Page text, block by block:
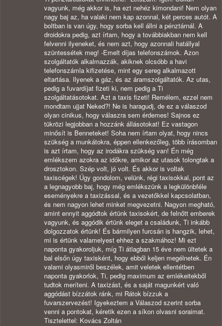
vagyunk, még akkor is, ha ezt nehéz kimondani! Nem olyan
nagy baj az, ha valaki nem kap azonnal, két perces autót. A
boltban is van úgy, hogy sorba kell állni a pénztárnál. A
droidokra pedig, azt írtam, hogy a továbbiakban nem kell
felvenni ilyeneket, és nem azt, hogy azonnali hatállyal
szüntessétek meg! -Emelt díjas telefonszámok. Azon
szolgáltatók alkalmazzák, akiknek olcsóbb a havi
telefonszámla kifizetése, mint egy sereg alkalmazott
eltartása. Ilyenek a gáz, és az áramszolgáltatók. Az utas,
pedig a fuvardíjat fizeti ki, nem pedig a Ti
szolgáltatásotokat. Azt a taxis fizeti! Remélem, ezzel nem
mondtam ujjat Neked?! Ne is haragudj, de ez a válaszod
olyan cinikus, hogy válaszra sem érdemes! Sajnos ez
tükrözi legjobban a hozzánk állásotokat! Ez vastagon
minősít is Benneteket! Soha nem írtam olyat, hogy nincs
szükség a munkátokra, éppen ellenkezőleg, több írásomban
is azt írtam, hogy az irodákra szükség van! Én még
emlékszem azokra az időkre, amikor az utasok tolongtak a
drosztokon. Szép volt, jó volt. És akkor is voltak
taxiscégek! Úgy gondolom, velünk, régi taxisokkal, pont az
a legnagyobb baj, hogy még emlékszünk a legkülönbféle
eseményekre a taxizással, és a vezetőkkel kapcsolatban,
és nem nagyon lehet minket megvezetni. Nagyon megható,
amint ennyit aggódtok értünk taxisokért, de felnőtt emberek
vagyunk, és aggódik értünk eleget a családunk, Ti inkább
dolgozzatok értünk! És bármilyen furcsán is hangzik, lehet,
mi is értünk valamelyest ehhez a szakmához! Mi ezt
naponta gyakoroljuk, míg Ti átlagban 15 éve nem ültetek a
bal elsőn úgy taxisként, hogy ebből keljen megélnetek. Én
valami olyasmiről beszélek, amit veletek ellentétben
naponta gyakorlok, Ti, pedig maximum az emlékeitekből
tudtok meríteni. A taxizást, és a saját magunkért való
aggódást bízzátok ránk, mi Rátok bízzuk a
fuvarszervezést! Igyekeztem a Válaszod szerint sorba
venni a pontokat, kéretik ezen a síkon olvasni soraimat.
Tisztelettel: Kovács Zoltán